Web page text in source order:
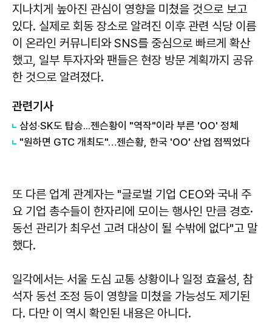
지나치게 높아진 관심이 영향을 미쳤을 것으로 보고
있다. 실제로 회동 장소로 알려진 이후 관련 식당 이름
이 온라인 커뮤니티와 SNS를 중심으로 빠르게 확산
했고, 일부 투자자와 팬들은 현장 방문 계획까지 공유
한 것으로 알려졌다.
관련기사
삼성·SK도 탑승...젠슨황이 "역작"이라 부른 'OO' 정체
"원하면 GTC 개최도"…젠슨황, 한국 'OO' 산업 점찍었다
또 다른 업계 관계자는 "글로벌 기업 CEO와 국내 주
요 기업 총수들이 한자리에 모이는 행사인 만큼 경호·
동선 관리가 최우선 고려 대상이 될 수밖에 없다"고 말
했다.
일각에서는 서울 도심 교통 상황이나 일정 효율성, 참
석자 동선 조정 등이 영향을 미쳤을 가능성도 제기된
다. 다만 이 역시 확인된 내용은 아니다.